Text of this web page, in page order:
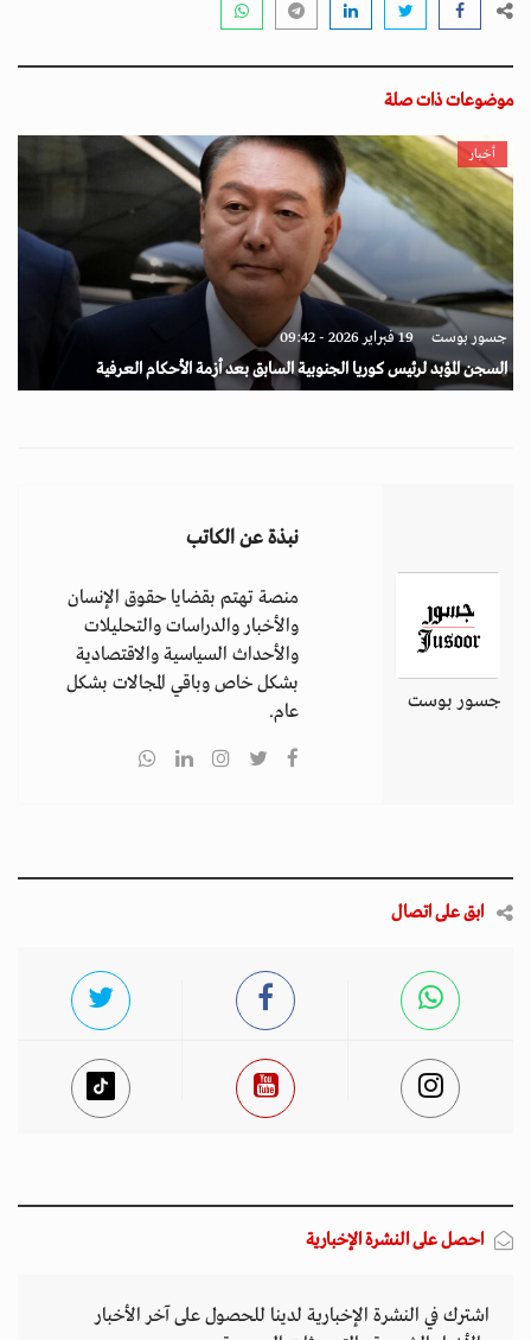
موضوعات ذات صلة
أخبار
جسور بوست 19 فبراير 2026 - 09:42
السجن المؤبد لرئيس كوريا الجنوبية السابق بعد أزمة الأحكام العرفية
جسور بوست
نبذة عن الكاتب
منصة تهتم بقضايا حقوق الإنسان
والأخبار والدراسات والتحليلات
والأحداث السياسية والاقتصادية
بشكل خاص وباقي المجالات بشكل
عام.
ابق على اتصال
احصل على النشرة الإخبارية
اشترك في النشرة الإخبارية لدينا للحصول على آخر الأخبار